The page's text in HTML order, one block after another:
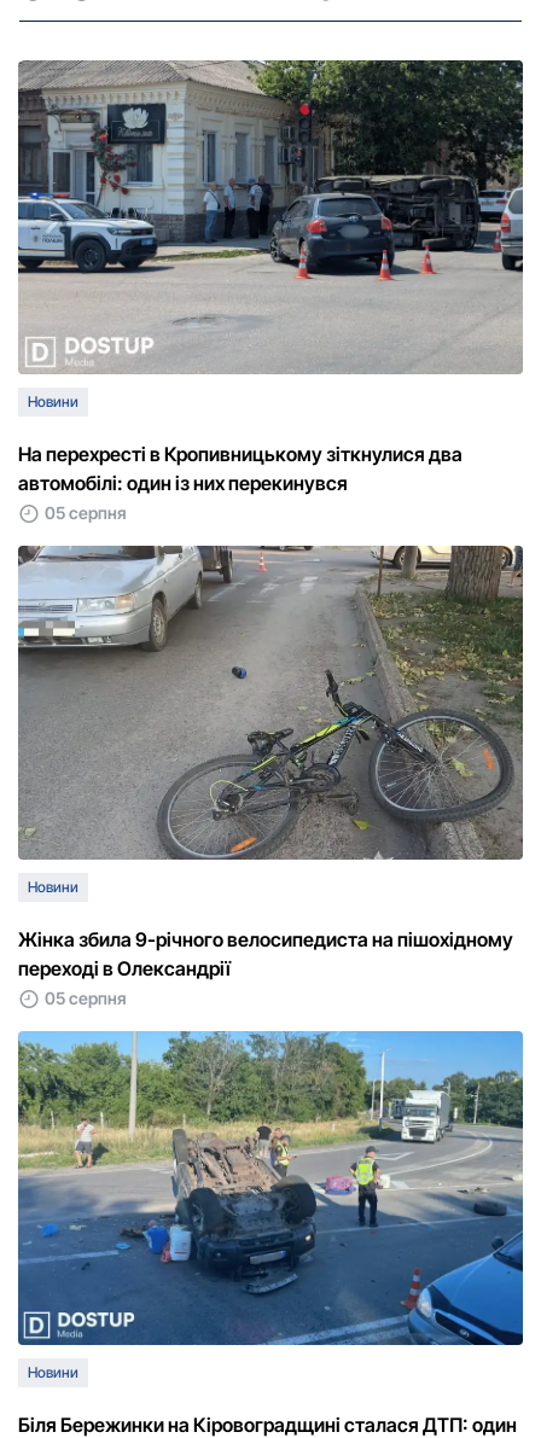
Новини
На перехресті в Кропивницькому зіткнулися два
автомобілі: один із них перекинувся
05 серпня
Новини
Жінка збила 9-річного велосипедиста на пішохідному
переході в Олександрії
05 серпня
Новини
Біля Бережинки на Кіровоградщині сталася ДТП: один